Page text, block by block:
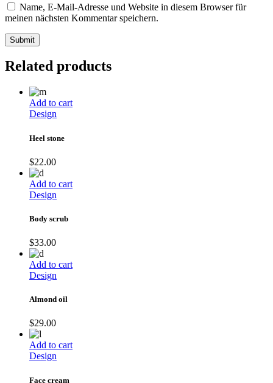
Name, E-Mail-Adresse und Website in diesem Browser für
meinen nächsten Kommentar speichern.
Submit
Related products
Add to cart
Design
Heel stone
$22.00
Add to cart
Design
Body scrub
$33.00
Add to cart
Design
Almond oil
$29.00
Add to cart
Design
Face cream